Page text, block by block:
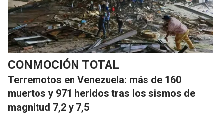
CONMOCIÓN TOTAL
Terremotos en Venezuela: más de 160
muertos y 971 heridos tras los sismos de
magnitud 7,2 y 7,5